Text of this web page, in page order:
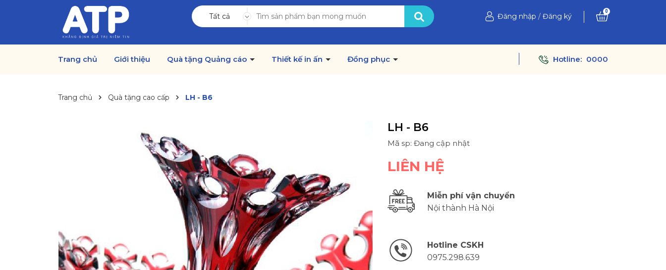
Tất cả Đăng nhập / Đăng ký
0
Trang chủ Giới thiệu Quà tặng Quảng cáo Thiết kế in ấn Đồng phục Hotline: 0000
Trang chủ Quà tặng cao cấp LH - B6
LH - B6
Mã sp: Đang cập nhật
LIÊN HỆ
Miễn phí vận chuyển
Nội thành Hà Nội
Hotline CSKH
0975.298.639